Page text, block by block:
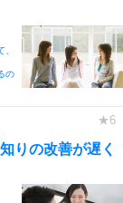
の
りの改善が遅く